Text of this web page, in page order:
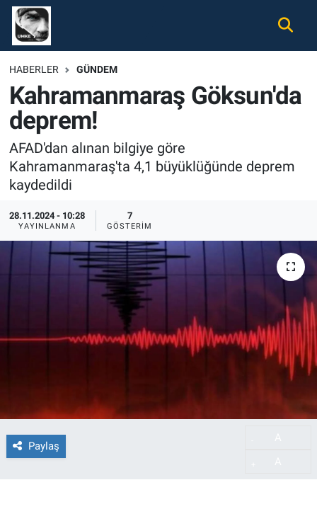
HABERLER GÜNDEM
Kahramanmaraş Göksun'da
deprem!
AFAD'dan alınan bilgiye göre
Kahramanmaraş'ta 4,1 büyüklüğünde deprem
kaydedildi
28.11.2024 - 10:28
YAYINLANMA
7
GÖSTERIM
Paylaş
Gündem
Ekonomi
Spor
Magazin
Künye
Nöbetçi Eczaneler
Hava Durumu
Namaz Vakitleri
Trafik Durumu
Tüm Manşetler
Son Dakika Haberleri